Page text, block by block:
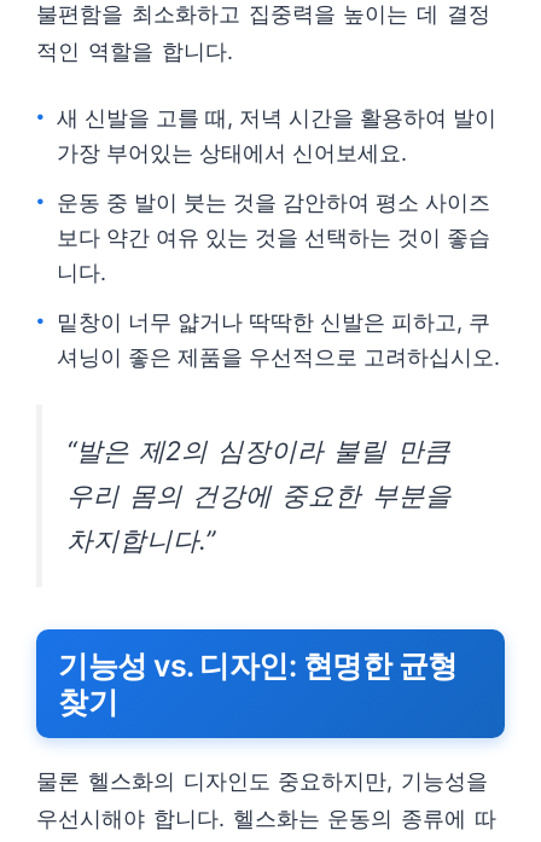
불편함을 최소화하고 집중력을 높이는 데 결정
적인 역할을 합니다.
새 신발을 고를 때, 저녁 시간을 활용하여 발이
가장 부어있는 상태에서 신어보세요.
운동 중 발이 붓는 것을 감안하여 평소 사이즈
보다 약간 여유 있는 것을 선택하는 것이 좋습
니다.
밑창이 너무 얇거나 딱딱한 신발은 피하고, 쿠
셔닝이 좋은 제품을 우선적으로 고려하십시오.
“발은 제2의 심장이라 불릴 만큼
우리 몸의 건강에 중요한 부분을
차지합니다.”
기능성 vs. 디자인: 현명한 균형
찾기
물론 헬스화의 디자인도 중요하지만, 기능성을
우선시해야 합니다. 헬스화는 운동의 종류에 따